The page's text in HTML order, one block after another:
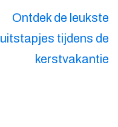
Ontdek de leukste
uitstapjes tijdens de
kerstvakantie